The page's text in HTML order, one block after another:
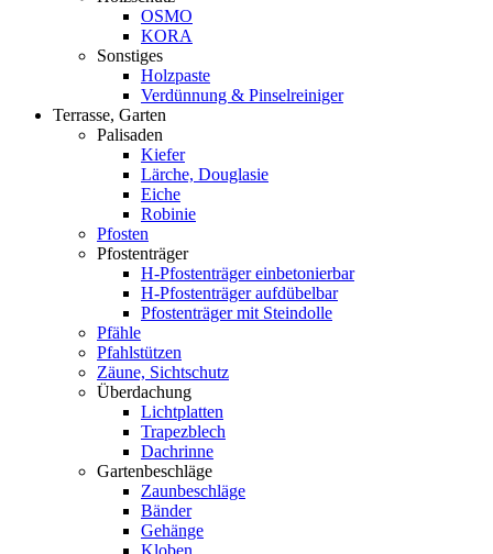
OSMO
KORA
Sonstiges
Holzpaste
Verdünnung & Pinselreiniger
Terrasse, Garten
Palisaden
Kiefer
Lärche, Douglasie
Eiche
Robinie
Pfosten
Pfostenträger
H-Pfostenträger einbetonierbar
H-Pfostenträger aufdübelbar
Pfostenträger mit Steindolle
Pfähle
Pfahlstützen
Zäune, Sichtschutz
Überdachung
Lichtplatten
Trapezblech
Dachrinne
Gartenbeschläge
Zaunbeschläge
Bänder
Gehänge
Kloben